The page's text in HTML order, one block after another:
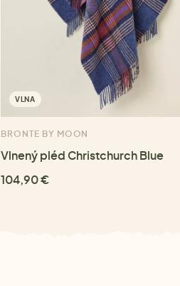
VLNA
BRONTE BY MOON
Vlnený pléd Christchurch Blue
104,90 €